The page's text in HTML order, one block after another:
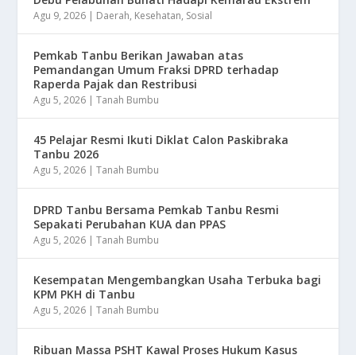
Agu 9, 2026 | Daerah, Kesehatan, Sosial
Pemkab Tanbu Berikan Jawaban atas
Pemandangan Umum Fraksi DPRD terhadap
Raperda Pajak dan Restribusi
Agu 5, 2026 |Tanah Bumbu
45 Pelajar Resmi Ikuti Diklat Calon Paskibraka
Tanbu 2026
Agu 5, 2026 |Tanah Bumbu
DPRD Tanbu Bersama Pemkab Tanbu Resmi
Sepakati Perubahan KUA dan PPAS
Agu 5, 2026 |Tanah Bumbu
Kesempatan Mengembangkan Usaha Terbuka bagi
KPM PKH di Tanbu
Agu 5, 2026 |Tanah Bumbu
Ribuan Massa PSHT Kawal Proses Hukum Kasus